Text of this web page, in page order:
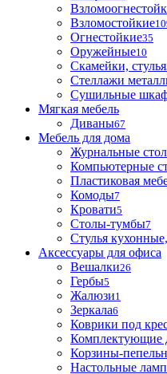
Взломостойкие
Огнестойкие35
Оружейные10
Скамейки, стулья
Стеллажи
Сушильные
Мягкая мебель
Диваны67
Мебель для дома
Журнальные
Компьютерные
Пластиковая
Комоды7
Кровати5
Столы-тумбы7
Стулья
Аксессуары для офиса
Вешалки26
Гербы5
Жалюзи1
Зеркала6
Коврики под
Комплектующие
Корзины-
Настольные